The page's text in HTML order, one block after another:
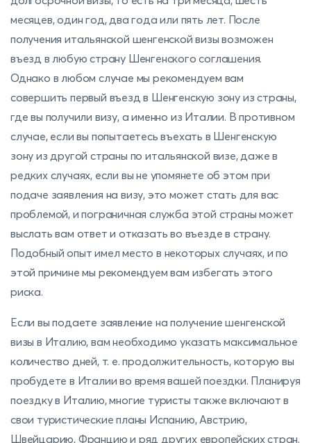
месяцев, один год, два года или пять лет. После
получения итальянской шенгенской визы возможен
въезд в любую страну Шенгенского соглашения.
Однако в любом случае мы рекомендуем вам
совершить первый въезд в Шенгенскую зону из страны,
где вы получили визу, а именно из Италии. В противном
случае, если вы попытаетесь въехать в Шенгенскую
зону из другой страны по итальянской визе, даже в
редких случаях, если вы не упомянете об этом при
подаче заявления на визу, это может стать для вас
проблемой, и пограничная служба этой страны может
выслать вам ответ и отказать во въезде в страну.
Подобный опыт имел место в некоторых случаях, и по
этой причине мы рекомендуем вам избегать этого
риска.
Если вы подаете заявление на получение шенгенской
визы в Италию, вам необходимо указать максимальное
количество дней, т. е. продолжительность, которую вы
пробудете в Италии во время вашей поездки. Планируя
поездку в Италию, многие туристы также включают в
свои туристические планы Испанию, Австрию,
Швейцарию, Францию ​​и ряд других европейских стран.